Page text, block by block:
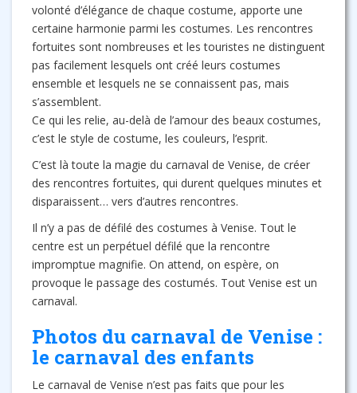
volonté d’élégance de chaque costume, apporte une
certaine harmonie parmi les costumes. Les rencontres
fortuites sont nombreuses et les touristes ne distinguent
pas facilement lesquels ont créé leurs costumes
ensemble et lesquels ne se connaissent pas, mais
s’assemblent.
Ce qui les relie, au-delà de l’amour des beaux costumes,
c’est le style de costume, les couleurs, l’esprit.
C’est là toute la magie du carnaval de Venise, de créer
des rencontres fortuites, qui durent quelques minutes et
disparaissent… vers d’autres rencontres.
Il n’y a pas de défilé des costumes à Venise. Tout le
centre est un perpétuel défilé que la rencontre
impromptue magnifie. On attend, on espère, on
provoque le passage des costumés. Tout Venise est un
carnaval.
Photos du carnaval de Venise :
le carnaval des enfants
Le carnaval de Venise n’est pas faits que pour les